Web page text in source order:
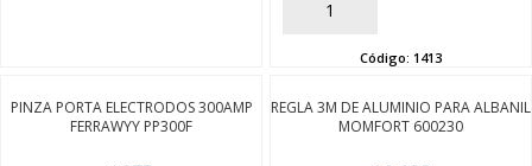
AÑADIR
Código: 1413
PINZA PORTA ELECTRODOS 300AMP
FERRAWYY PP300F
REGLA 3M DE ALUMINIO PARA ALBANIL
MOMFORT 600230